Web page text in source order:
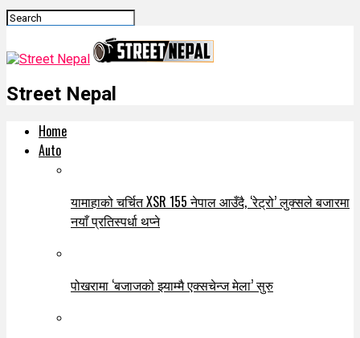
Street Nepal
Home
Auto
यामाहाको चर्चित XSR 155 नेपाल आउँदै, ‘रेट्रो’ लुक्सले बजारमा
नयाँ प्रतिस्पर्धा थप्ने
पोखरामा ‘बजाजको झ्याम्मै एक्सचेन्ज मेला’ सुरु